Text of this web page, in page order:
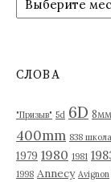
р
в
СЛОВА
"Призыв" 5d 6D 8мм
400mm 838 школа
1979 1980 1981
1998 Annecy Avignon